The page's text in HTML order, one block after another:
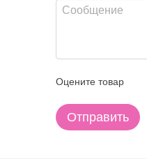
Оцените товар
Отправить